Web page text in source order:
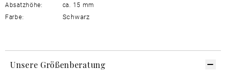
Absatzhöhe:
ca. 15 mm
Farbe:
Schwarz
Unsere Größenberatung